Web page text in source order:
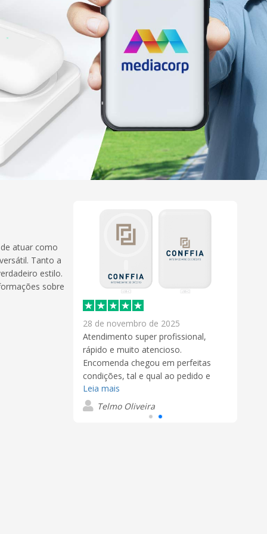
atuar como
Tanto a
estilo.
sobre
28 de novembro de 2025
Atendimento super profissional,
rápido e muito atencioso.
Encomenda chegou em perfeitas
condições, tal e qual ao pedido e
muito bem acondicionada.
Aconselho tanto que voltanos a
repetir uma nova encomenda de
Leia mais
Telmo Oliveira